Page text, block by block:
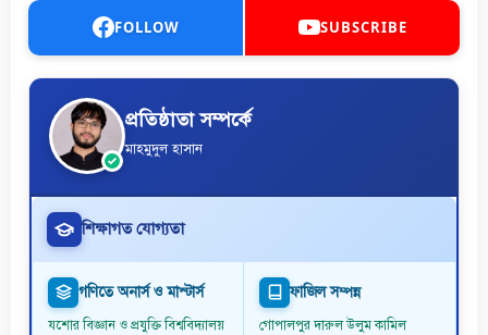
FOLLOW SUBSCRIBE
প্রতিষ্ঠাতা সম্পর্কে
মাহমুদুল হাসান
শিক্ষাগত যোগ্যতা
গণিতে অনার্স ও মাস্টার্স
যশোর বিজ্ঞান ও প্রযুক্তি বিশ্ববিদ্যালয়
ফাজিল সম্পন্ন
গোপালপুর দারুল উলুম কামিল